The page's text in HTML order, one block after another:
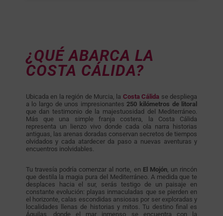
¿QUÉ ABARCA LA
COSTA CÁLIDA?
Ubicada en la región de Murcia, la Costa Cálida se despliega
a lo largo de unos impresionantes 250 kilómetros de litoral
que dan testimonio de la majestuosidad del Mediterráneo.
Más que una simple franja costera, la Costa Cálida
representa un lienzo vivo donde cada ola narra historias
antiguas, las arenas doradas conservan secretos de tiempos
olvidados y cada atardecer da paso a nuevas aventuras y
encuentros inolvidables.
Tu travesía podría comenzar al norte, en El Mojón, un rincón
que destila la magia pura del Mediterráneo. A medida que te
desplaces hacia el sur, serás testigo de un paisaje en
constante evolución: playas inmaculadas que se pierden en
el horizonte, calas escondidas ansiosas por ser exploradas y
localidades llenas de historias y mitos. Tu destino final es
Águilas, donde el mar inmenso se encuentra con la